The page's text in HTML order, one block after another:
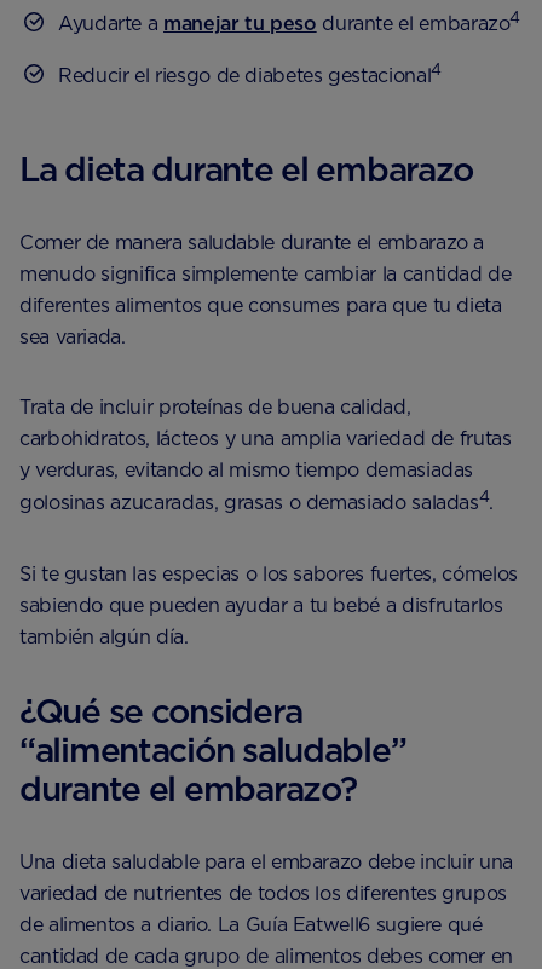
Ayudarte a manejar tu peso durante el embarazo4
Reducir el riesgo de diabetes gestacional4
La dieta durante el embarazo
Comer de manera saludable durante el embarazo a
menudo significa simplemente cambiar la cantidad de
diferentes alimentos que consumes para que tu dieta
sea variada.
Trata de incluir proteínas de buena calidad,
carbohidratos, lácteos y una amplia variedad de frutas
y verduras, evitando al mismo tiempo demasiadas
golosinas azucaradas, grasas o demasiado saladas4.
Si te gustan las especias o los sabores fuertes, cómelos
sabiendo que pueden ayudar a tu bebé a disfrutarlos
también algún día.
¿Qué se considera
“alimentación saludable”
durante el embarazo?
Una dieta saludable para el embarazo debe incluir una
variedad de nutrientes de todos los diferentes grupos
de alimentos a diario. La Guía Eatwell6 sugiere qué
cantidad de cada grupo de alimentos debes comer en